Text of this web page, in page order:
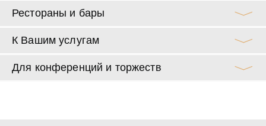
Рестораны и бары
К Вашим услугам
Для конференций и торжеств